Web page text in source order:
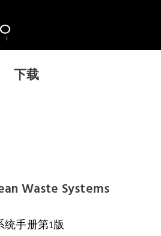
下载
Waste Systems
统手册第1版